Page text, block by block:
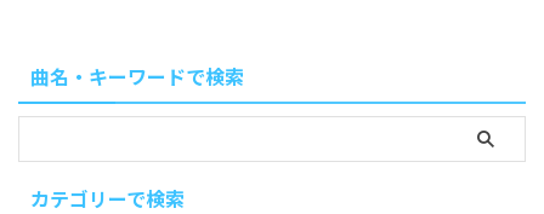
曲名・キーワードで検索
カテゴリーで検索